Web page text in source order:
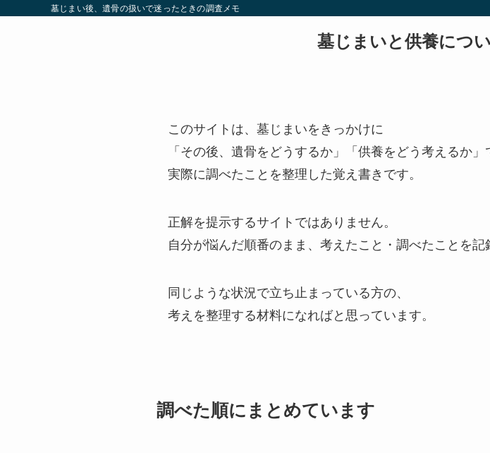
墓じまい後、遺骨の扱いで迷ったときの調査メモ
墓じまいと供養につ
このサイトは、墓じまいをきっかけに
「その後、遺骨をどうするか」「供養をどう考えるか」
実際に調べたことを整理した覚え書きです。
正解を提示するサイトではありません。
自分が悩んだ順番のまま、考えたこと・調べたことを記
同じような状況で立ち止まっている方の、
考えを整理する材料になればと思っています。
調べた順にまとめています